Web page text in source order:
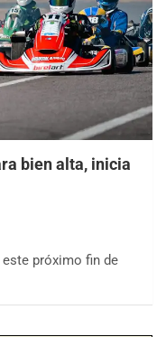
bien alta, inicia
este próximo fin de